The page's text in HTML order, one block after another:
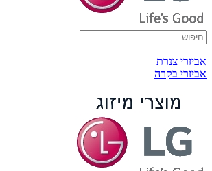
אביזרי צנרת
אביזרי בקרה